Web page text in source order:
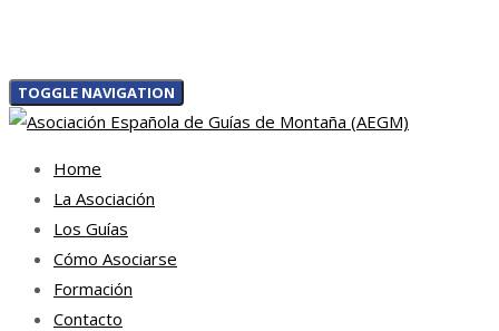
TOGGLE NAVIGATION
Home
La Asociación
Los Guías
Cómo Asociarse
Formación
Contacto